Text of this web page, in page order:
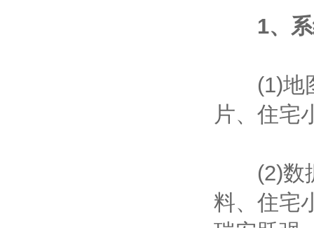
1、
(1)地图
片、住宅
(2)数据
料、住宅